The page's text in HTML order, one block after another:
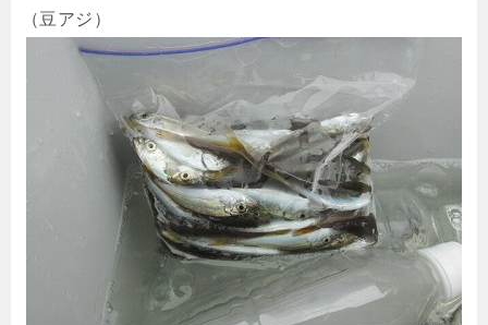
（豆アジ）